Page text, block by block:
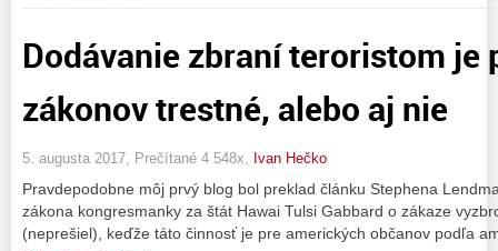
Dodávanie zbraní teroristom je
zákonov trestné, alebo aj nie
5. augusta 2017, Prečítané 4 548x, Ivan Hečko
Pravdepodobne môj prvý blog bol preklad článku Stephena
zákona kongresmanky za štát Hawai Tulsi Gabbard o zákaze
(neprešiel), keďže táto činnosť je pre amerických občanov podľa